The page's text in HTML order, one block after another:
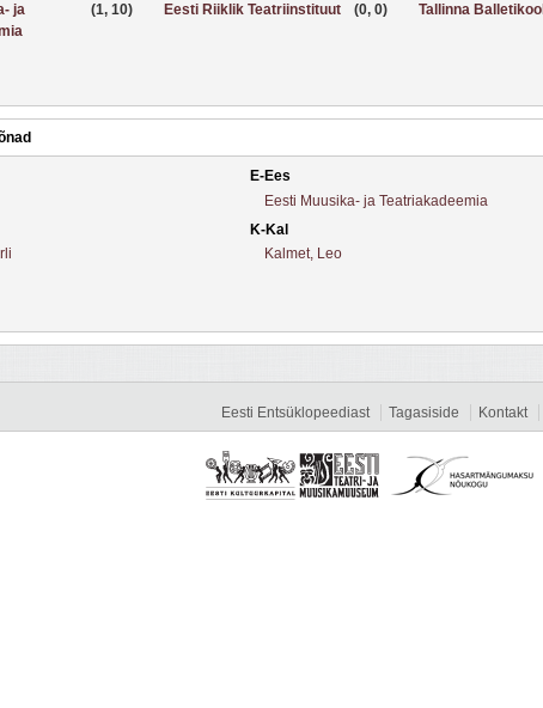
(1, 10)
ja
(0, 0)
Eesti Riiklik Teatriinstituut Tallinna Balletikool
E-Ees
Eesti Muusika- ja Teatriakadeemia
K-Kal
Kalmet, Leo
Eesti Entsüklopeediast Tagasiside Kontakt